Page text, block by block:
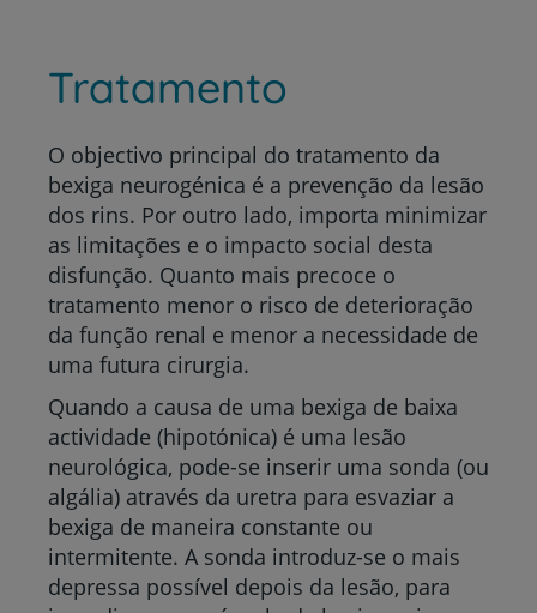
Tratamento
O objectivo principal do tratamento da
bexiga neurogénica é a prevenção da lesão
dos rins. Por outro lado, importa minimizar
as limitações e o impacto social desta
disfunção. Quanto mais precoce o
tratamento menor o risco de deterioração
da função renal e menor a necessidade de
uma futura cirurgia.
Quando a causa de uma bexiga de baixa
actividade (hipotónica) é uma lesão
neurológica, pode-se inserir uma sonda (ou
algália) através da uretra para esvaziar a
bexiga de maneira constante ou
intermitente. A sonda introduz-se o mais
depressa possível depois da lesão, para